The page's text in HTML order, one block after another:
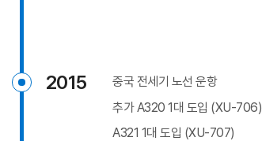
2015
중국 전세기 노선 운항
추가 A320 1대 도입 (XU-706)
A321 1대 도입 (XU-707)